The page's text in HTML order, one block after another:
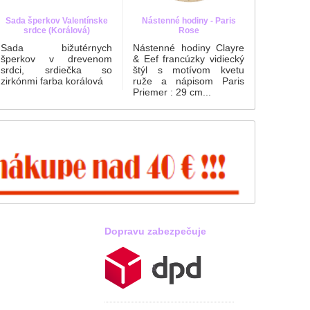
Sada šperkov Valentínske
srdce (Korálová)
Sada bižutérnych
šperkov v drevenom
srdci, srdiečka so
zirkónmi farba korálová
Nástenné hodiny - Paris
Rose
Nástenné hodiny Clayre
& Eef francúzky vidiecký
štýl s motívom kvetu
ruže a nápisom Paris
Priemer : 29 cm...
Dopravu zabezpečuje